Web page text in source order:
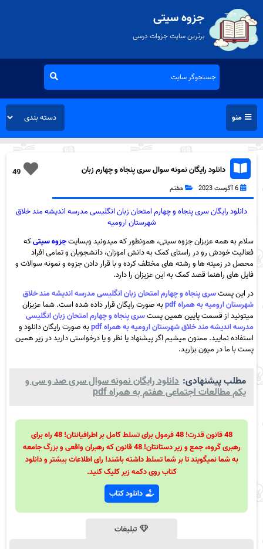
جزوه سیتی
برترین سایت جزوات درسی
منو
49
دانلود رایگان نمونه سوال سری پنجاه و چهارم زبان
انگلیسی هفتم به همراه pdf
6 آگوست 2023 هفتم
دانلود رایگان سری پنجاه و چهارم امتحان زبان انگلیسی مدرسه اندیشه مند خلاق
شهرستان ارومیه
سلام به همه عزیزان جزوه سیتی، همونطور که میدونید وبسایتجزوه سیتیکه
فعالیت خودش رو در راستای کمک به دانش اموزان، دانشجویان و تمامی افراد
محصل در زمینه ها و رشته های مختلف کرده و با قرار دادن جزوه و نمونه سوالات و
فایل های راهنما قصد کمک به این عزیزان را دارد.
در این پستسری پنجاه و چهارم امتحان زبان انگلیسی مدرسه اندیشه مند خلاق
شهرستان ارومیه به همراه pdf
به صورت رایگان قرار داده شده است. شما عزیزان
میتونید از قسمت پایین همین پستسری پنجاه و چهارم امتحان زبان انگلیسی
مدرسه اندیشه مند خلاق شهرستان ارومیه به همراه pdf
به صورت رایگان دانلود و
استفاده نمایید. ممنون میشیم اگر پیشنهاد یا نظر و یا درخواستی دارید در زیر همین
پست با ما در میون بزارید.
مطلب پیشنهادی: دانلود رایگان نمونه سوال سری صد و سی و
یکم مطالعات اجتماعی هفتم به همراه pdf
48 قانون قدرت! 48 فرمول برای تسلط کامل بر اطرافیانتان! 48 راه برای
رهبری گروه، جمع و زیر دستانتان! 48 قانون که رهبران واقعی و بزرگ جامعه
به شما نمیگویند تا بر شما تسلط داشته باشند! رای اطلاعات بیشتر و دانلود
کتاب روی دکمه زیر کلیک کنید.
دانلود کتاب
تبلیغات